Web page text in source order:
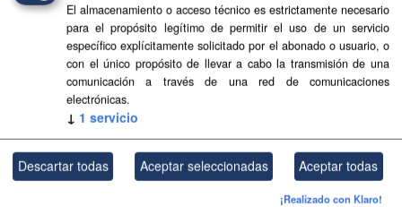
Sector público
Sector público.
El almacenamiento o acceso técnico es estrictamente necesario
para el propósito legítimo de permitir el uso de un servicio
específico explícitamente solicitado por el abonado o usuario, o
con el único propósito de llevar a cabo la transmisión de una
comunicación a través de una red de comunicaciones
electrónicas.
↓ 1 servicio
Descartar todas Aceptar seleccionadas Aceptar todas
¡Realizado con Klaro!